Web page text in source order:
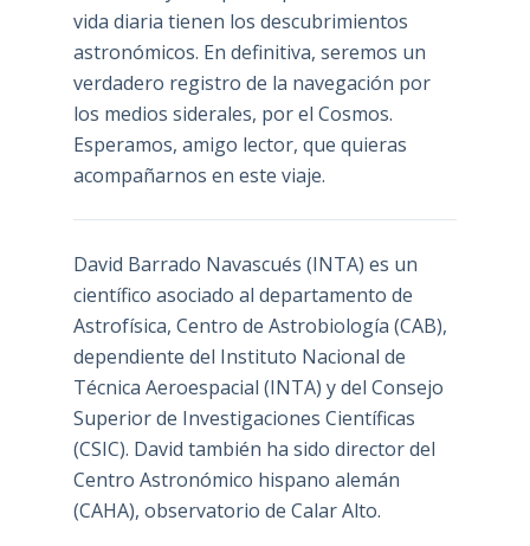
vida diaria tienen los descubrimientos
astronómicos. En definitiva, seremos un
verdadero registro de la navegación por
los medios siderales, por el Cosmos.
Esperamos, amigo lector, que quieras
acompañarnos en este viaje.
David Barrado Navascués (INTA) es un
científico asociado al departamento de
Astrofísica, Centro de Astrobiología (CAB),
dependiente del Instituto Nacional de
Técnica Aeroespacial (INTA) y del Consejo
Superior de Investigaciones Científicas
(CSIC). David también ha sido director del
Centro Astronómico hispano alemán
(CAHA), observatorio de Calar Alto.